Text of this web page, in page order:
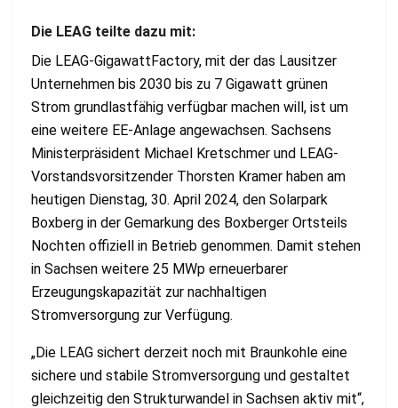
Die LEAG teilte dazu mit:
Die LEAG-GigawattFactory, mit der das Lausitzer
Unternehmen bis 2030 bis zu 7 Gigawatt grünen
Strom grundlastfähig verfügbar machen will, ist um
eine weitere EE-Anlage angewachsen. Sachsens
Ministerpräsident Michael Kretschmer und LEAG-
Vorstandsvorsitzender Thorsten Kramer haben am
heutigen Dienstag, 30. April 2024, den Solarpark
Boxberg in der Gemarkung des Boxberger Ortsteils
Nochten offiziell in Betrieb genommen. Damit stehen
in Sachsen weitere 25 MWp erneuerbarer
Erzeugungskapazität zur nachhaltigen
Stromversorgung zur Verfügung.
„Die LEAG sichert derzeit noch mit Braunkohle eine
sichere und stabile Stromversorgung und gestaltet
gleichzeitig den Strukturwandel in Sachsen aktiv mit“,